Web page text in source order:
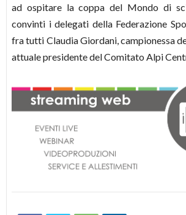
ad ospitare la coppa del Mondo di
convinti i delegati della Federazione
fra tutti Claudia Giordani, campionessa
attuale presidente del Comitato Alpi